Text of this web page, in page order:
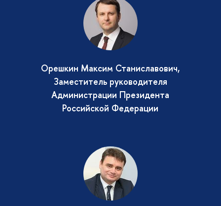
Орешкин Максим Станиславович,
Заместитель руководителя
Администрации Президента
Российской Федерации